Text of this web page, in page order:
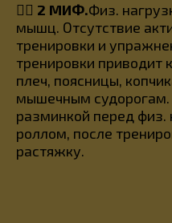
🤸‍♀️ 2 МИФ.Физ.
мышц. Отсутствие
тренировки и
тренировки
плеч, поясницы,
мышечным судорогам.
разминкой перед физ.
роллом, после
растяжку.